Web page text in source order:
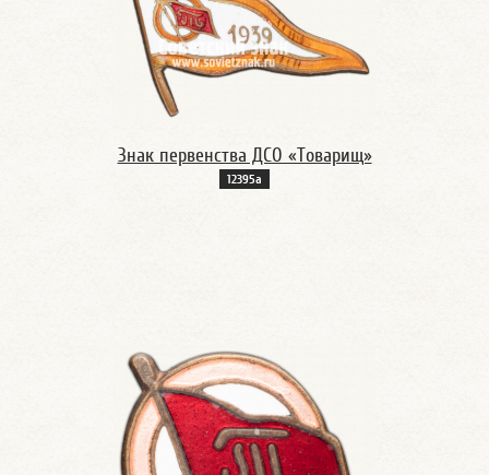
Знак первенства ДСО «Товарищ»
12395а